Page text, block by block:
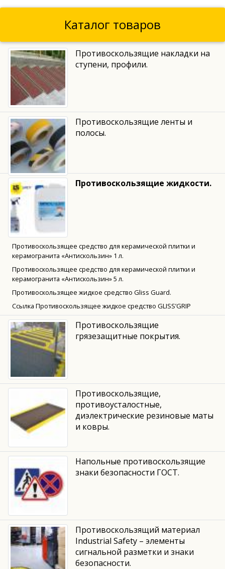
Каталог товаров
Противоскользящие накладки на
ступени, профили.
Противоскользящие ленты и
полосы.
Противоскользящие жидкости.
Противоскользящее средство для керамической плитки и
керамогранита «Антискользин» 1 л.
Противоскользящее средство для керамической плитки и
керамогранита «Антискользин» 5 л.
Противоскользящее жидкое средство Gliss Guard.
Ссылка Противоскользящее жидкое средство GLISS’GRIP
Противоскользящие
грязезащитные покрытия.
Противоскользящие,
противоусталостные,
диэлектрические резиновые маты
и ковры.
Напольные противоскользящие
знаки безопасности ГОСТ.
Противоскользящий материал
Industrial Safety – элементы
сигнальной разметки и знаки
безопасности.